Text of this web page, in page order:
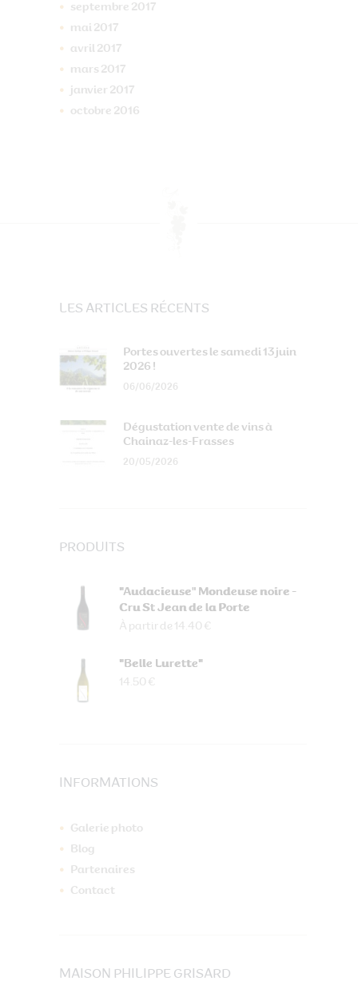
septembre 2017
mai 2017
avril 2017
mars 2017
janvier 2017
octobre 2016
LES ARTICLES RÉCENTS
Portes ouvertes le samedi 13 juin
2026 !
06/06/2026
Dégustation vente de vins à
Chainaz-les-Frasses
20/05/2026
PRODUITS
"Audacieuse" Mondeuse noire -
Cru St Jean de la Porte
À partir de 14.40 €
"Belle Lurette"
14.50 €
INFORMATIONS
Galerie photo
Blog
Partenaires
Contact
MAISON PHILIPPE GRISARD